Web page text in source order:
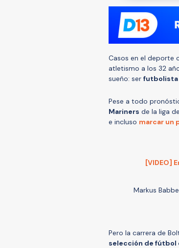
Casos en el deporte
atletismo a los 32
sueño: ser futbolista
Pese a todo
Mariners de la liga
e incluso marcar un
[VIDEO]
Markus
Pero la carrera de
selección de fútbol